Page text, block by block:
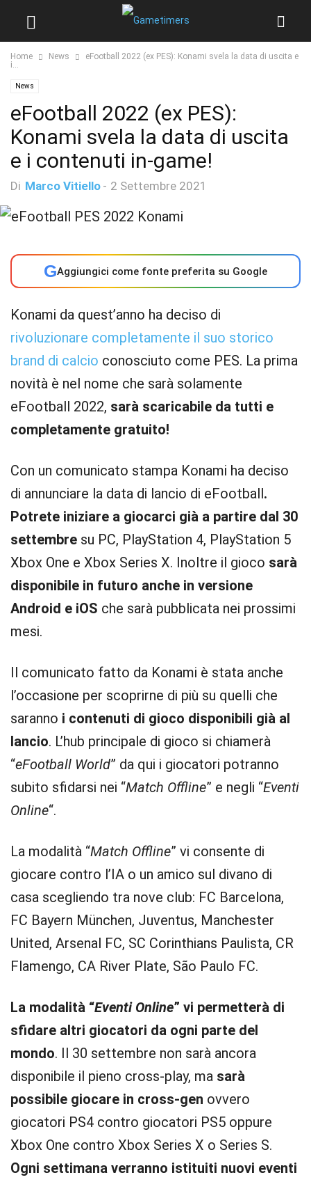
Home News
eFootball 2022 (ex PES): Konami svela la data di uscita e
i...
News
eFootball 2022 (ex PES):
Konami svela la data di uscita
e i contenuti in-game!
Di Marco Vitiello - 2 Settembre 2021
GAggiungici come fonte preferita su Google
Konami da quest’anno ha deciso di
rivoluzionare completamente il suo storico
brand di calcio conosciuto come PES. La prima
novità è nel nome che sarà solamente
eFootball 2022, sarà scaricabile da tutti e
completamente gratuito!
Con un comunicato stampa Konami ha deciso
di annunciare la data di lancio di eFootball.
Potrete iniziare a giocarci già a partire dal 30
settembre su PC, PlayStation 4, PlayStation 5
Xbox One e Xbox Series X. Inoltre il gioco sarà
disponibile in futuro anche in versione
Android e iOS che sarà pubblicata nei prossimi
mesi.
Il comunicato fatto da Konami è stata anche
l’occasione per scoprirne di più su quelli che
saranno i contenuti di gioco disponibili già al
lancio. L’hub principale di gioco si chiamerà
“eFootball World” da qui i giocatori potranno
subito sfidarsi nei “Match Offline” e negli “Eventi
Online“.
La modalità “Match Offline” vi consente di
giocare contro l’IA o un amico sul divano di
casa scegliendo tra nove club: FC Barcelona,
FC Bayern München, Juventus, Manchester
United, Arsenal FC, SC Corinthians Paulista, CR
Flamengo, CA River Plate, São Paulo FC.
La modalità “Eventi Online” vi permetterà di
sfidare altri giocatori da ogni parte del
mondo. Il 30 settembre non sarà ancora
disponibile il pieno cross-play, ma sarà
possibile giocare in cross-gen ovvero
giocatori PS4 contro giocatori PS5 oppure
Xbox One contro Xbox Series X o Series S.
Ogni settimana verranno istituiti nuovi eventi